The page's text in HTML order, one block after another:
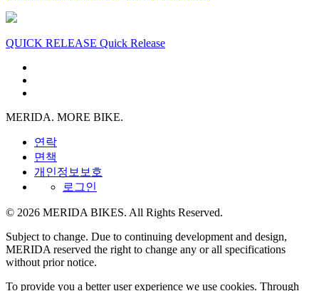
QUICK RELEASE Quick Release
MERIDA. MORE BIKE.
연락
면책
개인정보보호
로그인
© 2026 MERIDA BIKES. All Rights Reserved.
Subject to change. Due to continuing development and design,
MERIDA reserved the right to change any or all specifications
without prior notice.
To provide you a better user experience we use cookies. Through